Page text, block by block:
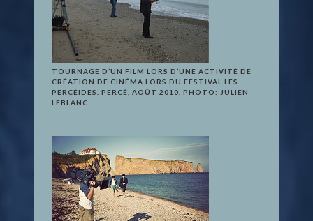
TOURNAGE D’UN FILM LORS D’UNE ACTIVITÉ DE
CRÉATION DE CINÉMA LORS DU FESTIVAL LES
PERCÉIDES. PERCÉ, AOÛT 2010. PHOTO: JULIEN
LEBLANC